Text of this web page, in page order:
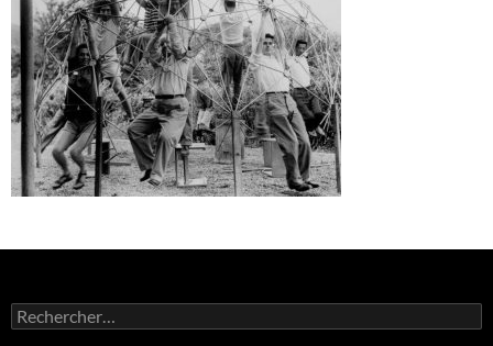
Rechercher :